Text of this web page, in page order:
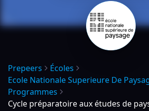
Prepeers
Écoles
Ecole Nationale Superieure De
Programmes
Cycle préparatoire aux études de